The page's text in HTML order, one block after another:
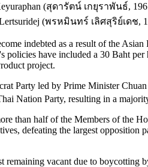
(สุดารัตน์ เกยุราพันธ์,
(พรหมินทร์ เลิศสุริย์เดช,
indebted as a result of the
have included a 30 Baht
project.
Party led by Prime Minister
Nation Party, resulting in a
than half of the Members of the
defeating the largest
vacant due to boycotting